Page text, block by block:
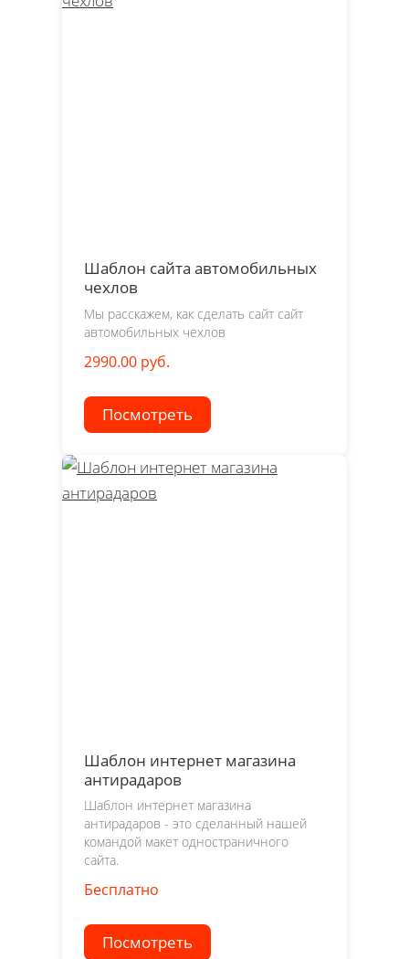
Шаблон сайта автомобильных
чехлов
Мы расскажем, как сделать сайт сайт
автомобильных чехлов
2990.00 руб.
Посмотреть
Шаблон интернет магазина
антирадаров
Шаблон интернет магазина
антирадаров - это сделанный нашей
командой макет одностраничного
сайта.
Бесплатно
Посмотреть